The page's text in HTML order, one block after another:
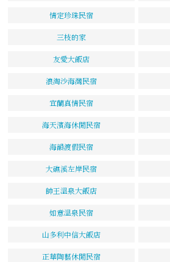
情定珍珠民宿
三枝的家
友愛大飯店
浪淘沙海灣民宿
宜蘭真情民宿
海天濱海休閒民宿
海韻渡假民宿
大礁溪左岸民宿
帥王溫泉大飯店
如意溫泉民宿
山多利中信大飯店
正華陶藝休閒民宿